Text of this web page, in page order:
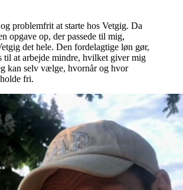
problemfrit at starte hos Vetgig. Da
opgave op, der passede til mig,
det hele. Den fordelagtige løn gør,
til at arbejde mindre, hvilket giver mig
kan selv vælge, hvornår og hvor
fri.